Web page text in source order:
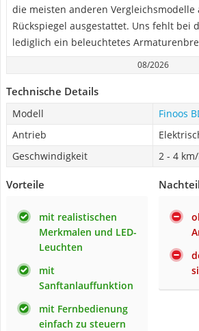
die meisten anderen Vergleichsmodelle
Rückspiegel ausgestattet. Uns fehlt bei
lediglich ein beleuchtetes
08/2026
Technische Details
Modell
Finoos
Antrieb
Geschwindigkeit
2 - 4
Vorteile
mit realistischen
Merkmalen und LED-
Leuchten
mit
Sanftanlauffunktion
mit Fernbedienung
einfach zu steuern